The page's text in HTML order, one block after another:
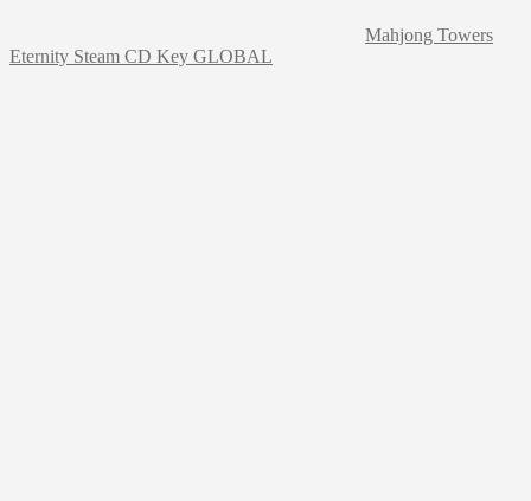
Mahjong Towers
Eternity Steam CD Key GLOBAL